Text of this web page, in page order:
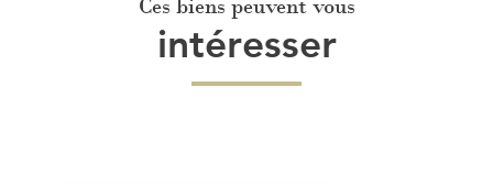
Ces biens peuvent vous
intéresser